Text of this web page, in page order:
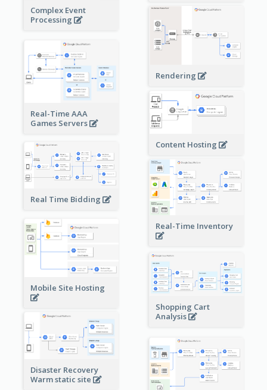
Complex Event
Processing
Rendering
Real-Time AAA
Games Servers
Content Hosting
Real Time Bidding
Real-Time Inventory
Mobile Site Hosting
Shopping Cart
Analysis
Disaster Recovery
Warm static site